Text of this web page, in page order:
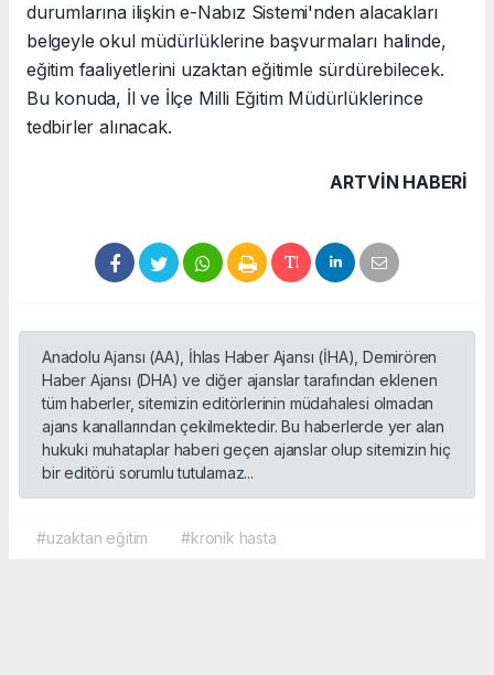
durumlarına ilişkin e-Nabız Sistemi'nden alacakları
belgeyle okul müdürlüklerine başvurmaları halinde,
eğitim faaliyetlerini uzaktan eğitimle sürdürebilecek.
Bu konuda, İl ve İlçe Milli Eğitim Müdürlüklerince
tedbirler alınacak.
ARTVIN HABERİ
Anadolu Ajansı (AA), İhlas Haber Ajansı (İHA), Demirören
Haber Ajansı (DHA) ve diğer ajanslar tarafından eklenen
tüm haberler, sitemizin editörlerinin müdahalesi olmadan
ajans kanallarından çekilmektedir. Bu haberlerde yer alan
hukuki muhataplar haberi geçen ajanslar olup sitemizin hiç
bir editörü sorumlu tutulamaz...
#uzaktan eğitim #kronik hasta